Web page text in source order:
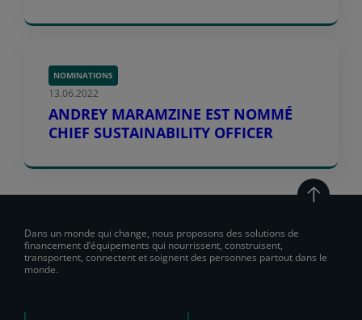
NOMINATIONS
13.06.2022
ANDREY MARAMZINE EST NOMMÉ
CHIEF SUSTAINABILITY OFFICER
Dans un monde qui change, nous proposons des solutions de
financement d’équipements qui nourrissent, construisent,
transportent, connectent et soignent des personnes partout dans le
monde.